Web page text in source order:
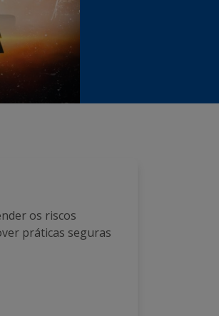
os riscos
práticas seguras